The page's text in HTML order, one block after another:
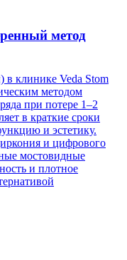
метод
клинике Veda Stom
методом
при потере 1–2
в краткие сроки
и эстетику.
и цифрового
мостовидные
и плотное